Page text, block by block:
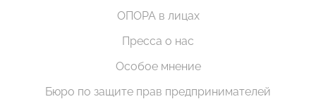
ОПОРА в лицах
Пресса о нас
Особое мнение
Бюро по защите прав предпринимателей